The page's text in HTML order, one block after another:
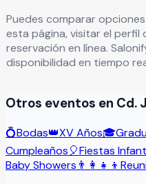
Puedes comparar
esta página, visitar el perfil
reservación en línea.
disponibilidad en tiempo
Otros eventos en Cd.
💍Bodas👑XV Años🎓
Cumpleaños🎈Fiestas
Baby Showers 👨‍👩‍👧‍👦